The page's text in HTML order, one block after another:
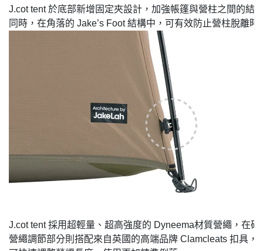
J.cot tent 於底部新增固定夾設計，加強帳篷與營柱之間的結
J.cot tent 採用超輕量、超高強度的 Dyneema材質營繩，在
營繩調節部分則搭配來自英國的高端品牌 Clamcleats 扣具